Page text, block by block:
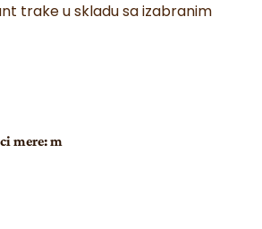
trake u skladu sa izabranim
mere: m